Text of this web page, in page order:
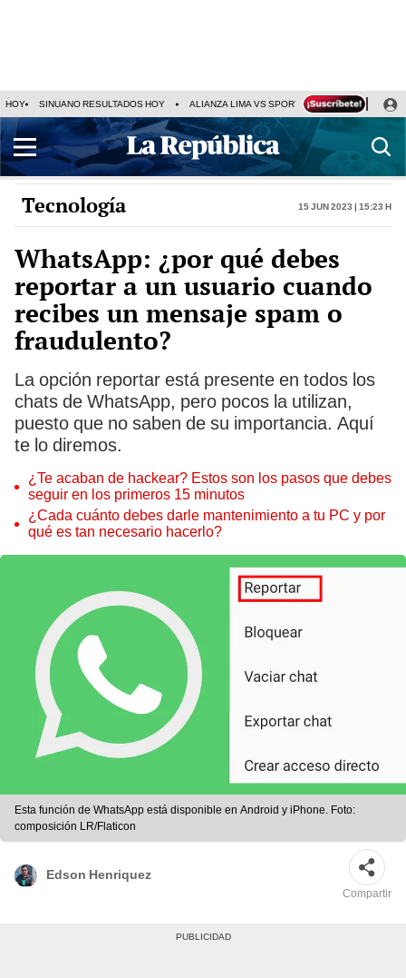
HOY SINUANO RESULTADOS HOY ALIANZA LIMA VS SPORT BOYS JORGE
Tecnología 15 Jun 2023 | 15:23 h
WhatsApp: ¿por qué debes
reportar a un usuario cuando
recibes un mensaje spam o
fraudulento?
La opción reportar está presente en todos los
chats de WhatsApp, pero pocos la utilizan,
puesto que no saben de su importancia. Aquí
te lo diremos.
¿Te acaban de hackear? Estos son los pasos que debes
seguir en los primeros 15 minutos
¿Cada cuánto debes darle mantenimiento a tu PC y por
qué es tan necesario hacerlo?
Esta función de WhatsApp está disponible en Android y iPhone. Foto:
composición LR/Flaticon
Edson Henriquez
Compartir